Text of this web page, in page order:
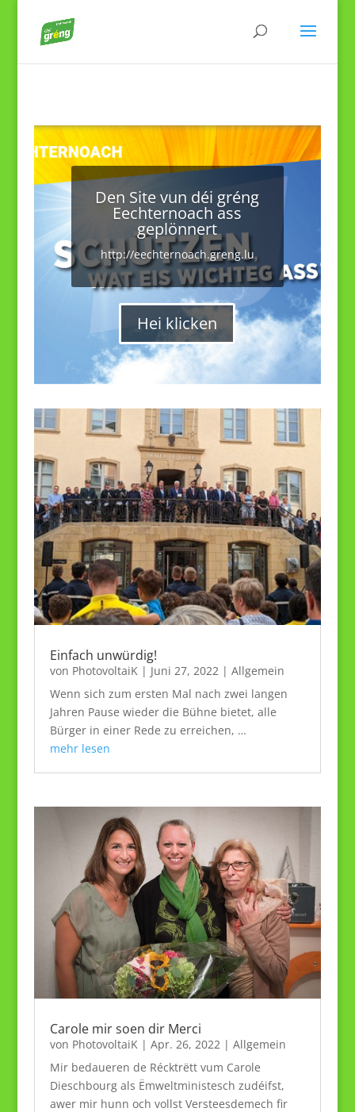
Den Site vun déi gréng
Eechternoach ass
geplönnert
http://eechternoach.greng.lu
Hei klicken
Einfach unwürdig!
von PhotovoltaiK| Juni 27, 2022| Allgemein
Wenn sich zum ersten Mal nach zwei langen
Jahren Pause wieder die Bühne bietet, alle
Bürger in einer Rede zu erreichen, …
mehr lesen
Carole mir soen dir Merci
von PhotovoltaiK| Apr. 26, 2022| Allgemein
Mir bedaueren de Récktrëtt vum Carole
Dieschbourg als Ëmweltministesch zudéifst,
awer mir hunn och vollst Versteesdemech fir